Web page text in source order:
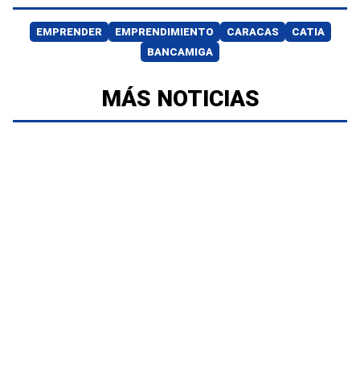
EMPRENDER EMPRENDIMIENTO CARACAS
CATIA
BANCAMIGA
MÁS NOTICIAS